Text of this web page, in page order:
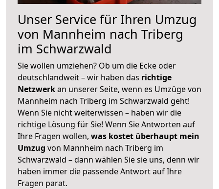
Unser Service für Ihren Umzug
von Mannheim nach Triberg
im Schwarzwald
Sie wollen umziehen? Ob um die Ecke oder
deutschlandweit – wir haben das richtige
Netzwerkan unserer Seite, wenn es Umzüge von
Mannheim nach Triberg im Schwarzwald geht!
Wenn Sie nicht weiterwissen – haben wir die
richtige Lösung für Sie! Wenn Sie Antworten auf
Ihre Fragen wollen, was kostet überhaupt mein
Umzug von Mannheim nach Triberg im
Schwarzwald – dann wählen Sie sie uns, denn wir
haben immer die passende Antwort auf Ihre
Fragen parat.